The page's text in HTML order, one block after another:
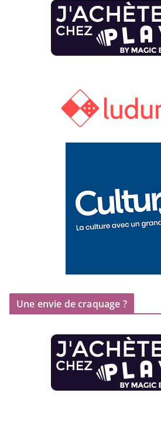
Une envie de craquage ?